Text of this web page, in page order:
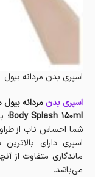
اسپری بدن مردانه بیول
اسپری بدن
Body Splash 150ml؛
شما احساس ناب از
اسپری دارای
ماندگاری متفاوت از
می‌باشد‌.